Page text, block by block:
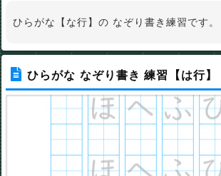
ひらがな【な行】の なぞり書き練習です。
ひらがな なぞり書き 練習【は行】